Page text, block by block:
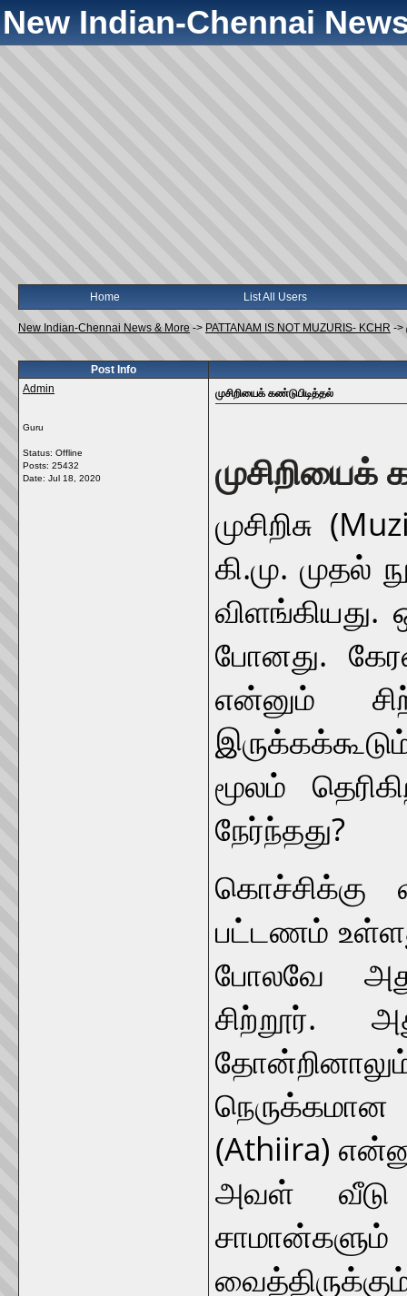
New Indian-Chennai
Home List All Users
New Indian-Chennai News & More -> PATTANAM IS NOT MUZURIS- KCHR ->
Post Info
Admin
Guru
Status: Offline
Posts: 25432
Date: Jul 18, 2020
முசிறியைக் கண்டுபிடித்தல்
முசிறியைக்
முசிறிசு
கி.மு. முதல்
விளங்கியது.
போனது.
என்னும்
மூலம்
நேர்ந்தது?
கொச்சிக்கு
பட்டணம்
போலவே
சிற்றூர்.
(Athiira)
அவள் வீடு